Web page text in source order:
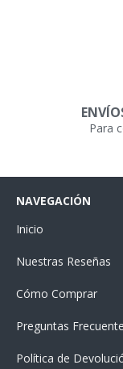
Para
NAVEGACIÓN
Inicio
Nuestras Reseñas
Cómo Comprar
Preguntas
Política de